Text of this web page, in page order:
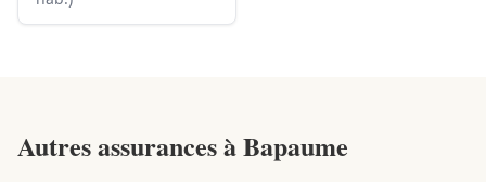
Autres assurances àBapaume